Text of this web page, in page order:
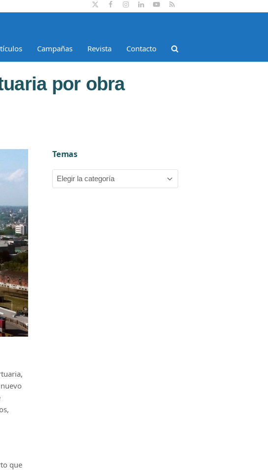
TwitterFacebookInstagram
LinkedIn
YouTube
RSS
Campañas Revista Contacto
por obra
que
Temas
Temas